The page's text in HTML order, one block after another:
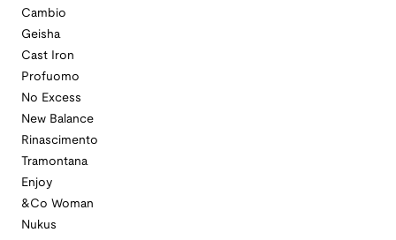
Cambio
Geisha
Cast Iron
Profuomo
No Excess
New Balance
Rinascimento
Tramontana
Enjoy
&Co Woman
Nukus